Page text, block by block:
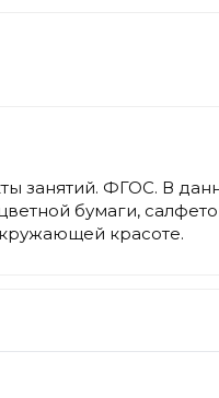
занятий. ФГОС. В
бумаги,
красоте.